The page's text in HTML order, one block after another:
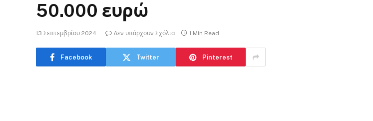
50.000 ευρώ
13 Σεπτεμβρίου 2024 Δεν υπάρχουν Σχόλια 1 Min Read
Facebook Twitter Pinterest